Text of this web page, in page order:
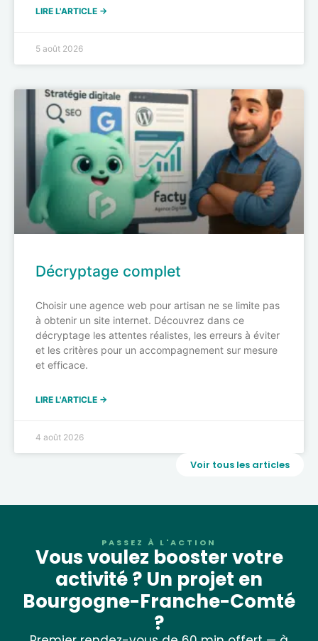
LIRE L'ARTICLE →
5 août 2026
Décryptage complet
Choisir une agence web pour artisan ne se limite pas
à obtenir un site internet. Découvrez dans ce
décryptage les attentes réalistes, les erreurs à éviter
et les critères pour un accompagnement sur mesure
et efficace.
LIRE L'ARTICLE →
4 août 2026
Voir tous les articles
PASSEZ À L'ACTION
Vous voulez booster votre
activité ? Un projet en
Bourgogne-Franche-Comté
?